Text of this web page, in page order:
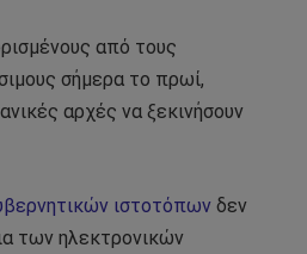
από τους
σήμερα το πρωί,
αρχές να ξεκινήσουν
ιστοτόπων δεν
των ηλεκτρονικών